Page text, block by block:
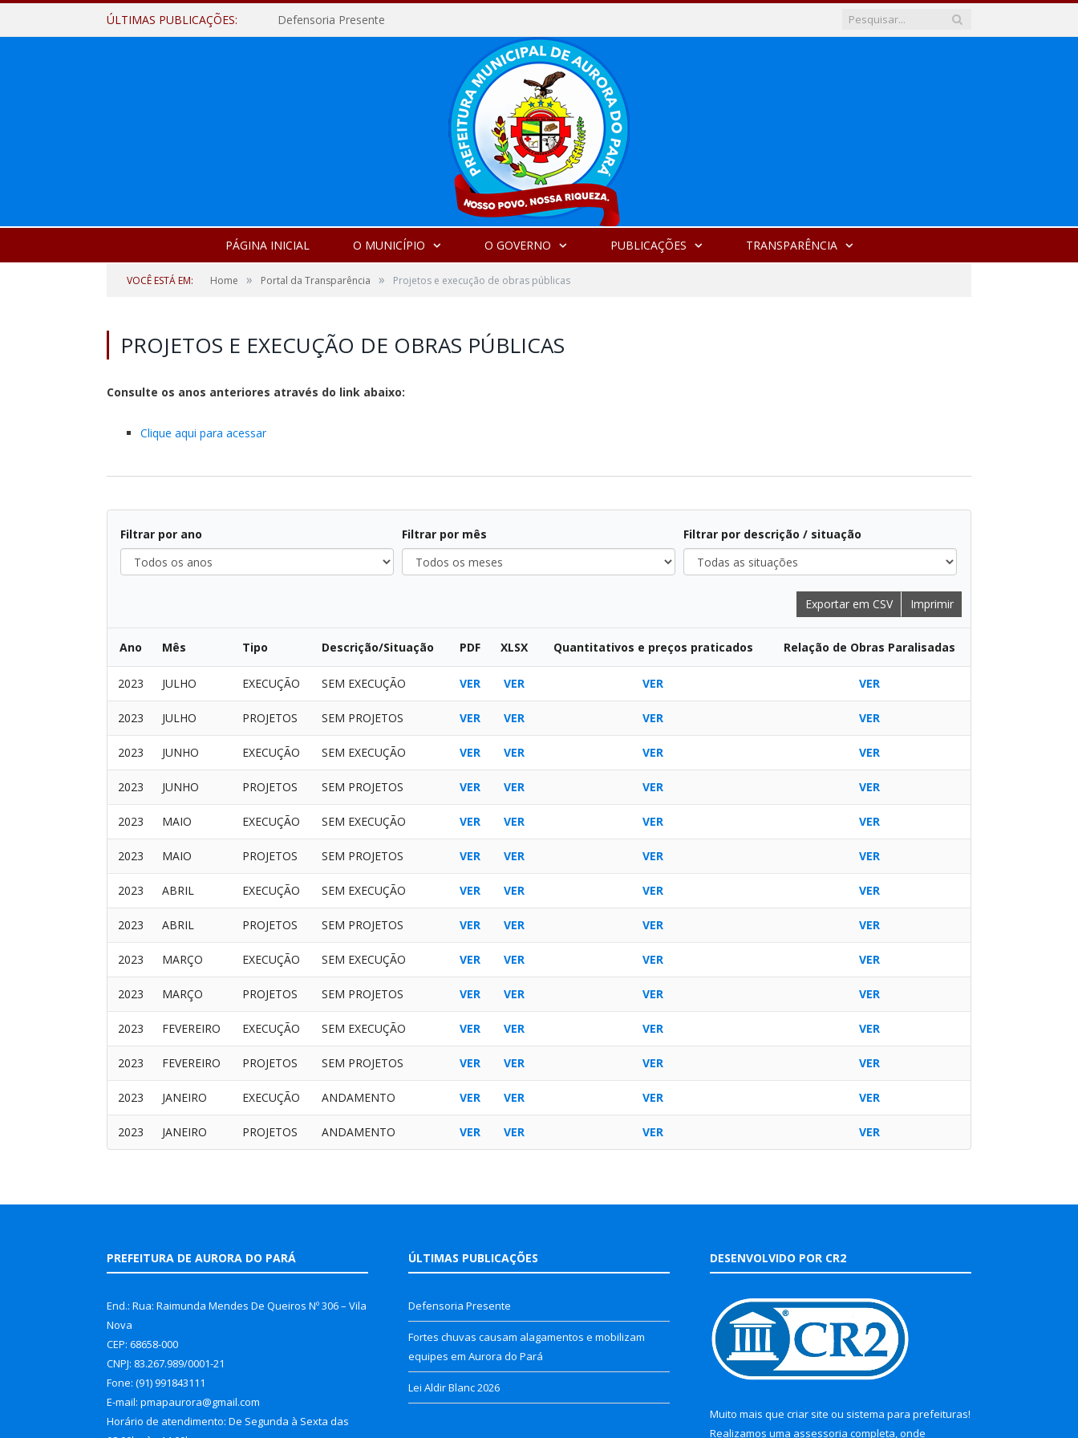
ÚLTIMAS PUBLICAÇÕES: Defensoria Presente
PÁGINA INICIAL O MUNICÍPIO O GOVERNO PUBLICAÇÕES TRANSPARÊNCIA
VOCÊ ESTÁ EM: Home » Portal da Transparência » Projetos e execução de obras públicas
PROJETOS E EXECUÇÃO DE OBRAS PÚBLICAS
Consulte os anos anteriores através do link abaixo:
Clique aqui para acessar
Filtrar por ano
Todos
Filtrar por mês
Todos
Filtrar por descrição / situação
Todas
Exportar em CSV Imprimir
Ano Mês Tipo Descrição/Situação PDF XLSX Quantitativos e preços praticados Relação de Obras Paralisadas
2023 JULHO EXECUÇÃO SEM EXECUÇÃO VER VER VER VER
2023 JULHO PROJETOS SEM PROJETOS VER VER VER VER
2023 JUNHO EXECUÇÃO SEM EXECUÇÃO VER VER VER VER
2023 JUNHO PROJETOS SEM PROJETOS VER VER VER VER
2023 MAIO EXECUÇÃO SEM EXECUÇÃO VER VER VER VER
2023 MAIO PROJETOS SEM PROJETOS VER VER VER VER
2023 ABRIL EXECUÇÃO SEM EXECUÇÃO VER VER VER VER
2023 ABRIL PROJETOS SEM PROJETOS VER VER VER VER
2023 MARÇO EXECUÇÃO SEM EXECUÇÃO VER VER VER VER
2023 MARÇO PROJETOS SEM PROJETOS VER VER VER VER
2023 FEVEREIRO EXECUÇÃO SEM EXECUÇÃO VER VER VER VER
2023 FEVEREIRO PROJETOS SEM PROJETOS VER VER VER VER
2023 JANEIRO EXECUÇÃO ANDAMENTO VER VER VER VER
2023 JANEIRO PROJETOS ANDAMENTO VER VER VER VER
PREFEITURA DE AURORA DO PARÁ
End.: Rua: Raimunda Mendes De Queiros Nº 306 – Vila
Nova
CEP: 68658-000
CNPJ: 83.267.989/0001-21
Fone: (91) 991843111
E-mail: pmapaurora@gmail.com
Horário de atendimento: De Segunda à Sexta das
ÚLTIMAS PUBLICAÇÕES
Defensoria Presente
Fortes chuvas causam alagamentos e mobilizam
equipes em Aurora do Pará
Lei Aldir Blanc 2026
DESENVOLVIDO POR CR2
Muito mais que criar site ou sistema para prefeituras!
Realizamos uma assessoria completa, onde